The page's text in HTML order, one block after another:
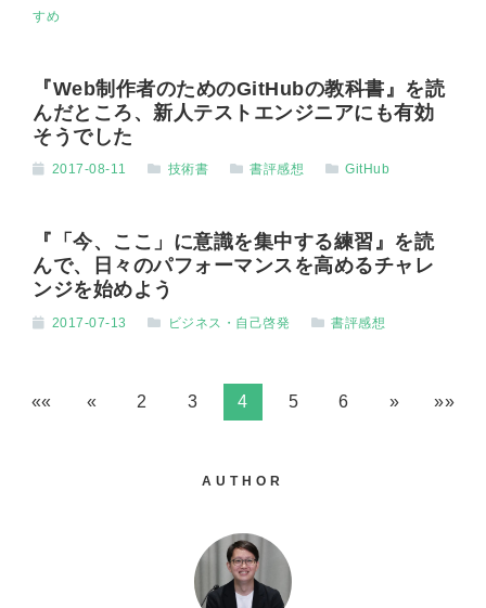
すめ
『Web制作者のためのGitHubの教科書』を読
んだところ、新人テストエンジニアにも有効
そうでした
2017-08-11 技術書 書評感想 GitHub
『「今、ここ」に意識を集中する練習』を読
んで、日々のパフォーマンスを高めるチャレ
ンジを始めよう
2017-07-13 ビジネス・自己啓発 書評感想
«« « 2 3 4 5 6 » »»
AUTHOR